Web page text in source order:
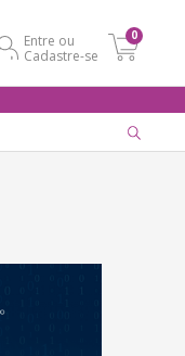
Entre ou
Cadastre-se
0